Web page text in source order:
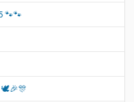
🐾🐾
🕊🎉🎊